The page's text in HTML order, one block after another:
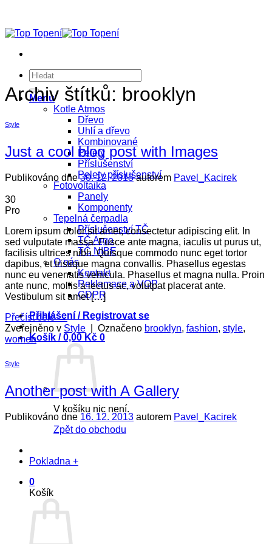
obsah
Hledat:
Menu
Kotle Atmos
Dřevo
Uhlí a dřevo
Kombinované
Pelety
Příslušenství
Pelety příslušenství
Fotovoltaika
Panely
Komponenty
Tepelná čerpadla
Příslušenství TČ
TČ Argo
TČ NIBE
O nás
Kontakt
Reklamace a VOP
GDPR
Přihlášení / Registrovat se
Košík /0,00 Kč 0
V košíku nic není.
Zpět do obchodu
Pokladna +
0
Košík
Archiv štítků: brooklyn
Style
Just a cool blog post with Images
Publikováno dne30. 12. 2013 autorem Pavel_Kacirek
30
Pro
Lorem ipsum dolor sit amet, consectetur adipiscing elit. In
sed vulputate massa. Fusce ante magna, iaculis ut purus ut,
facilisis ultrices nibh. Quisque commodo nunc eget tortor
dapibus, et tristique magna convallis. Phasellus egestas
nunc eu venenatis vehicula. Phasellus et magna nulla. Proin
ante nunc, mollis a lectus ac, volutpat placerat ante.
Vestibulum sit amet […]
Přečíst celé→
Zveřejněno v Style Označeno brooklyn, fashion, style,
women
Style
Another post with A Gallery
Publikováno dne 16. 12. 2013 autorem Pavel_Kacirek